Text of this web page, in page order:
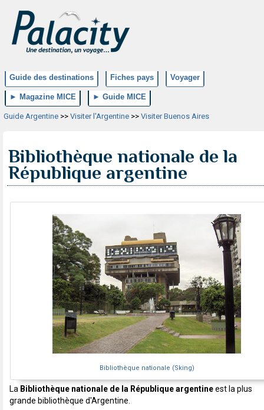
Guide des destinations Fiches pays Voyager
► Magazine MICE ► Guide MICE
Guide Argentine >> Visiter l'Argentine >> Visiter Buenos Aires
Bibliothèque nationale de la
République argentine
Bibliothèque nationale (Sking)
La Bibliothèque nationale de la République argentineest la plus
grande bibliothèque d'Argentine.